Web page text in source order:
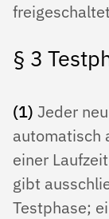
§ 3
(1) Jeder
automatisch
einer
gibt
Testphase;